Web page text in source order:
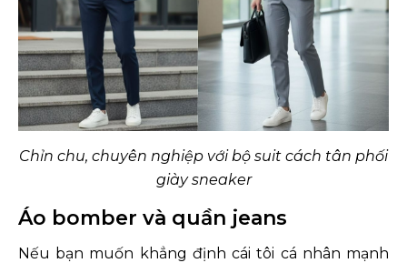
Chỉn chu, chuyên nghiệp với bộ suit cách tân phối
giày sneaker
Áo bomber và quần jeans
Nếu bạn muốn khẳng định cái tôi cá nhân mạnh